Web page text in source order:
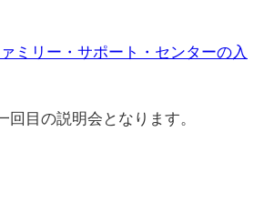
ミリー・サポート・センターの入
目の説明会となります。